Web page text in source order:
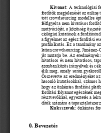
Kivonat: A technológiai
fordítók megjelenését az
tott    crowdsourcing modellre
felfigyelt a  nem    hivatásos
motivációját, a  közösség
ciológiai kutatások a
a  figyelmet az   egész fordítási
profilalkotás. Ez   a
lation crowdsourcing, Jiménez-
ját   mutatja be.   Az
hivatásos és   nem
azonban közös irányelvek és
élik    meg,     amely
során
Összevetve az   eredményeket
hasonló kutatásokkal, számos
hogy     az   önkéntes
fordítási
fordítási folyamat egészének
résztvevőkkel, egyeztetés a
dítók számára a
Kulcsszavak: önkéntes
0. Bevezetés